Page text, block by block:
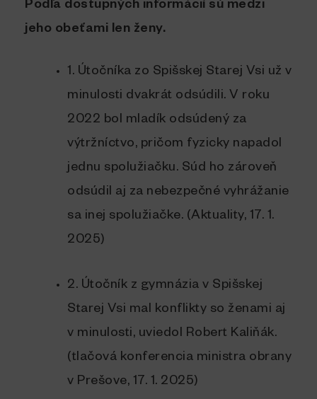
Podľa dostupných informácií sú medzi
jeho obeťami len ženy.
1. Útočníka zo Spišskej Starej Vsi už v
minulosti dvakrát odsúdili. V roku
2022 bol mladík odsúdený za
výtržníctvo, pričom fyzicky napadol
jednu spolužiačku. Súd ho zároveň
odsúdil aj za nebezpečné vyhrážanie
sa inej spolužiačke. (Aktuality, 17. 1.
2025)
2. Útočník z gymnázia v Spišskej
Starej Vsi mal konflikty so ženami aj
v minulosti, uviedol Robert Kaliňák.
(tlačová konferencia ministra obrany
v Prešove, 17. 1. 2025)